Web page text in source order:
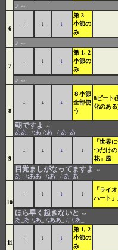
♪ ⇔
6
↓ ↓ ↓
第 3
小節の
み
♪ ⇔
7
↓ ↓ ↓
第 1, 2
小節の
み
♪ ⇔
8
↓ ↓ ↓
８小節
全部使
う
8ビート(
化のある
朝ですよ
⇔
ああ_ /;あ /;あ_ /;あ_あ
9
↓ ↓ ↓ ↓
「世界
つだけの
花」風
目覚ましがなってますよ
⇔
あ_ /;ああ_ /;あ_ /;あ_あ
10
↓ ↓ ↓ ↓
「ライ
ハート
ほら早く起きないと
⇔
あ_あ /;あ_ /;ああ_ /; /;あ_
11
↓ ↓ ↓
第 1, 2
小節の
み